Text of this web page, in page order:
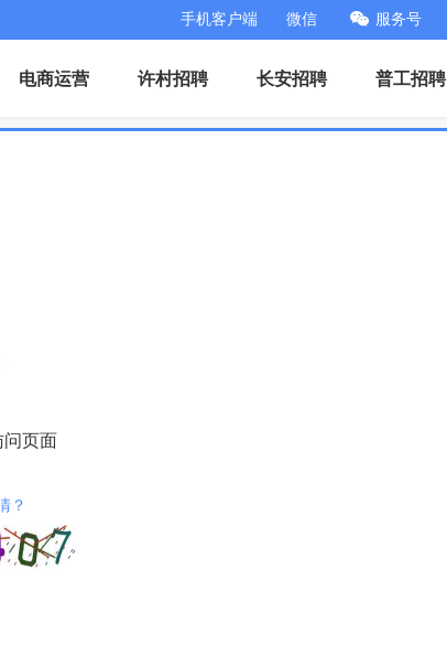
手机客户端 微信 服务号
电商运营 许村招聘 长安招聘 普工招聘
问页面
？